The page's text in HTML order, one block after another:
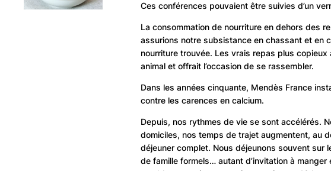
Ces conférences pouvaient être suivies d’un
La consommation de nourriture en dehors des
assurions notre subsistance en chassant et en
nourriture trouvée. Les vrais repas plus
animal et offrait l’occasion de se rassembler.
Dans les années cinquante, Mendès France
contre les carences en calcium.
Depuis, nos rythmes de vie se sont accélérés.
domiciles, nos temps de trajet augmentent, au
déjeuner complet. Nous déjeunons souvent sur
de famille formels… autant d’invitation à